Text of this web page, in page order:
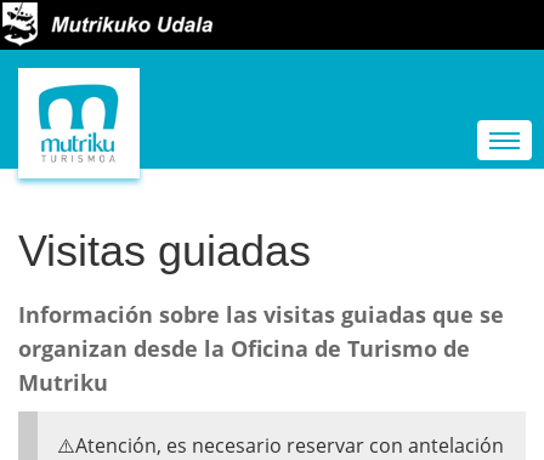
v
Visitas guiadas
Información sobre las visitas guiadas que se
organizan desde la Oficina de Turismo de
Mutriku
⚠️Atención, es necesario reservar con antelación